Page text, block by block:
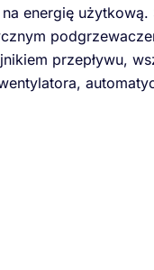
energię
przepływu,